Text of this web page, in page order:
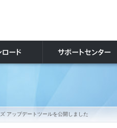
アップデートツールを公開しました